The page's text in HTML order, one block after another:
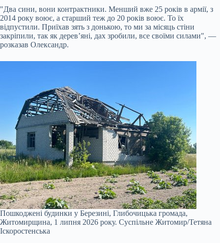
"Два сини, вони контрактники. Менший вже 25 років в армії, з
2014 року воює, а старший теж до 20 років воює. То їх
відпустили. Приїхав зять з донькою, то ми за місяць стіни
закріпили, так як дерев’яні, дах зробили, все своїми силами", —
розказав Олександр.
Пошкоджені будинки у Березині, Глибочицька громада,
Житомирщина, 1 липня 2026 року. Суспільне Житомир/Тетяна
Іскоростенська